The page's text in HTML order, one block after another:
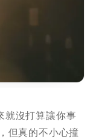
就沒打算讓你事
但真的不小心撞